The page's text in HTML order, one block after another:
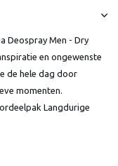
Deospray Men - Dry
en ongewenste
de hele dag door
momenten.
Langdurige